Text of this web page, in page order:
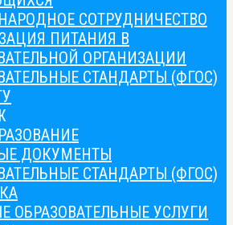
СОТРУДНИЧЕСТВО
ПИТАНИЯ В
ОРГАНИЗАЦИИ
СТАНДАРТЫ (ФГОС)
ДОКУМЕНТЫ
СТАНДАРТЫ (ФГОС)
ОБРАЗОВАТЕЛЬНЫЕ УСЛУГИ